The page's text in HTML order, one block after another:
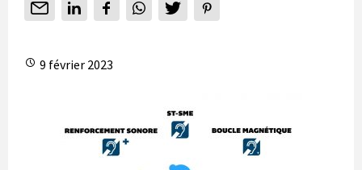
9 février 2023